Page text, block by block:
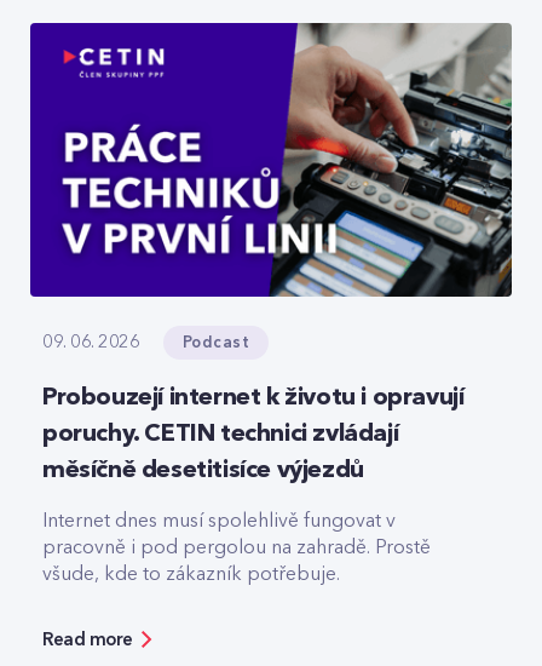
09. 06. 2026 Podcast
Probouzejí internet k životu i opravují
poruchy. CETIN technici zvládají
měsíčně desetitisíce výjezdů
Internet dnes musí spolehlivě fungovat v
pracovně i pod pergolou na zahradě. Prostě
všude, kde to zákazník potřebuje.
Read more